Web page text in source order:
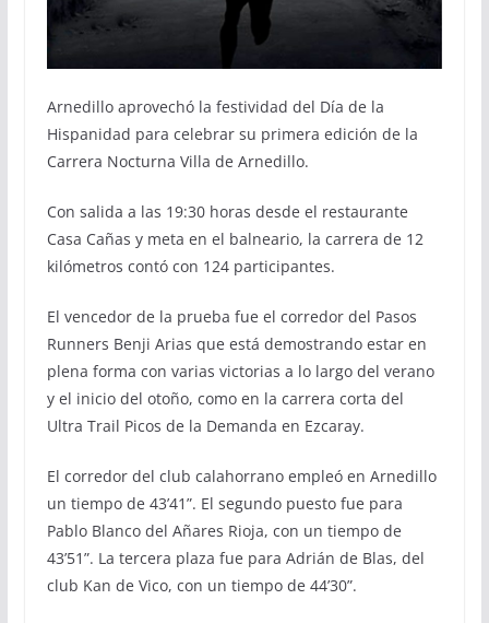
Arnedillo aprovechó la festividad del Día de la
Hispanidad para celebrar su primera edición de la
Carrera Nocturna Villa de Arnedillo.
Con salida a las 19:30 horas desde el restaurante
Casa Cañas y meta en el balneario, la carrera de 12
kilómetros contó con 124 participantes.
El vencedor de la prueba fue el corredor del Pasos
Runners Benji Arias que está demostrando estar en
plena forma con varias victorias a lo largo del verano
y el inicio del otoño, como en la carrera corta del
Ultra Trail Picos de la Demanda en Ezcaray.
El corredor del club calahorrano empleó en Arnedillo
un tiempo de 43’41”. El segundo puesto fue para
Pablo Blanco del Añares Rioja, con un tiempo de
43’51”. La tercera plaza fue para Adrián de Blas, del
club Kan de Vico, con un tiempo de 44’30”.